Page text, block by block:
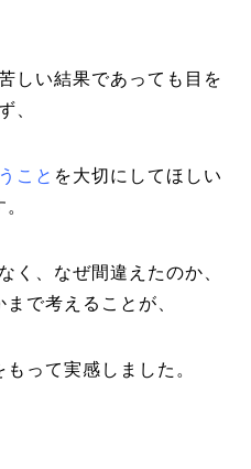
しい結果であっても目を
、
こと を大切にしてほしい
く、なぜ間違えたのか、
で考えることが、
って実感しました。